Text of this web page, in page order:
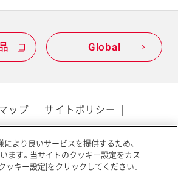
Global
ップ サイトポリシー
アポリシー アクセシビリティ
により良いサービスを提供するため、
ます。当サイトのクッキー設定をカス
ッキー設定]をクリックしてください。